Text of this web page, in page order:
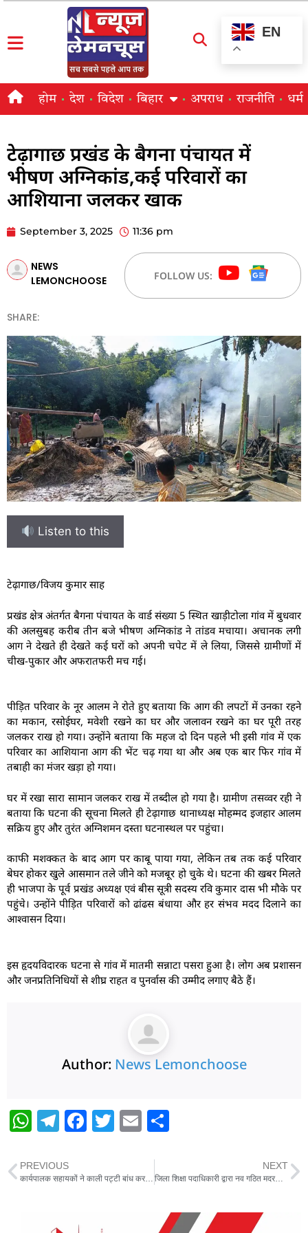
EN
होम देश विदेश बिहार अपराध राजनीति धर्म
टेढ़ागाछ प्रखंड के बैगना पंचायत में
भीषण अग्निकांड,कई परिवारों का
आशियाना जलकर खाक
September 3, 2025 11:36 pm
NEWS
LEMONCHOOSE
FOLLOW US:
SHARE:
Listen to this
टेढ़ागाछ/विजय कुमार साह
प्रखंड क्षेत्र अंतर्गत बैगना पंचायत के वार्ड संख्या 5 स्थित खाड़ीटोला गांव में बुधवार
की अलसुबह करीब तीन बजे भीषण अग्निकांड ने तांडव मचाया। अचानक लगी
आग ने देखते ही देखते कई घरों को अपनी चपेट में ले लिया, जिससे ग्रामीणों में
चीख-पुकार और अफरातफरी मच गई।
पीड़ित परिवार के नूर आलम ने रोते हुए बताया कि आग की लपटों में उनका रहने
का मकान, रसोईघर, मवेशी रखने का घर और जलावन रखने का घर पूरी तरह
जलकर राख हो गया। उन्होंने बताया कि महज दो दिन पहले भी इसी गांव में एक
परिवार का आशियाना आग की भेंट चढ़ गया था और अब एक बार फिर गांव में
तबाही का मंजर खड़ा हो गया।
घर में रखा सारा सामान जलकर राख में तब्दील हो गया है। ग्रामीण तसव्वर रही ने
बताया कि घटना की सूचना मिलते ही टेढ़ागाछ थानाध्यक्ष मोहम्मद इजहार आलम
सक्रिय हुए और तुरंत अग्निशमन दस्ता घटनास्थल पर पहुंचा।
काफी मशक्कत के बाद आग पर काबू पाया गया, लेकिन तब तक कई परिवार
बेघर होकर खुले आसमान तले जीने को मजबूर हो चुके थे। घटना की खबर मिलते
ही भाजपा के पूर्व प्रखंड अध्यक्ष एवं बीस सूत्री सदस्य रवि कुमार दास भी मौके पर
पहुंचे। उन्होंने पीड़ित परिवारों को ढांढस बंधाया और हर संभव मदद दिलाने का
आश्वासन दिया।
इस हृदयविदारक घटना से गांव में मातमी सन्नाटा पसरा हुआ है। लोग अब प्रशासन
और जनप्रतिनिधियों से शीघ्र राहत व पुनर्वास की उम्मीद लगाए बैठे हैं।
Author: News Lemonchoose
W
at
s
T
e
g
F
e
T
er
E
ai
l e
PREVIOUS
कार्यपालक सहायकों ने काली पट्टी बांध कर किया कार्य
NEXT
जिला शिक्षा पदाधिकारी द्वारा नव गठित मदरसा प्रबंधन समिति की जांच की गई।